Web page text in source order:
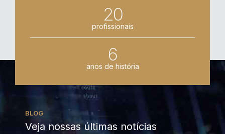
20
profissionais
6
anos de história
BLOG
Veja nossas últimas notícias